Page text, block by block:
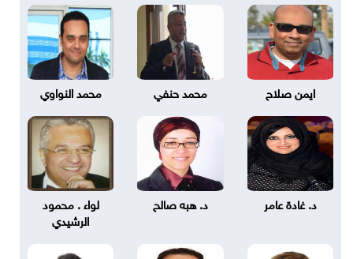
ايمن صلاح محمد حنفي محمد النواوي
د. غادة عامر د. هبه صالح
لواء . محمود
الرشيدي